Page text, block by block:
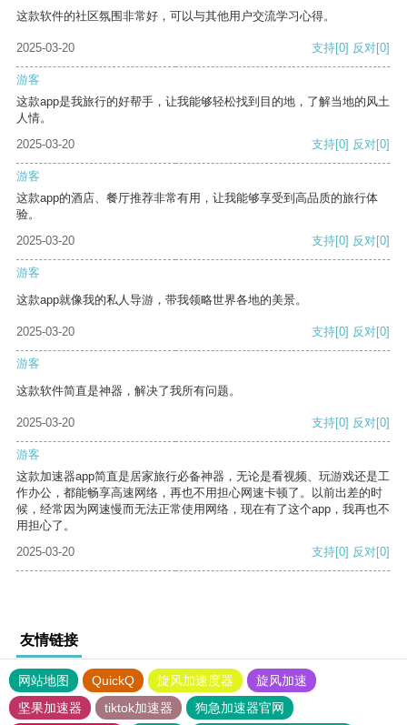
这款软件的社区氛围非常好，可以与其他用户交流学习心得。
2025-03-20 支持[0] 反对[0]
游客
这款app是我旅行的好帮手，让我能够轻松找到目的地，了解当地的风土
人情。
2025-03-20
支持[0] 反对[0]
游客
这款app的酒店、餐厅推荐非常有用，让我能够享受到高品质的旅行体
验。
2025-03-20
支持[0] 反对[0]
游客
这款app就像我的私人导游，带我领略世界各地的美景。
2025-03-20 支持[0] 反对[0]
游客
这款软件简直是神器，解决了我所有问题。
2025-03-20 支持[0] 反对[0]
游客
这款加速器app简直是居家旅行必备神器，无论是看视频、玩游戏还是工
作办公，都能畅享高速网络，再也不用担心网速卡顿了。以前出差的时
候，经常因为网速慢而无法正常使用网络，现在有了这个app，我再也不
用担心了。
2025-03-20
支持[0] 反对[0]
友情链接
网站地图 QuickQ 旋风加速度器
旋风加速
坚果加速器
tiktok加速器
狗急加速器官网